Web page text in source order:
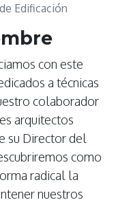
Edificación
con este
a técnicas
colaborador
arquitectos
su Director del
como
radical la
nuestros